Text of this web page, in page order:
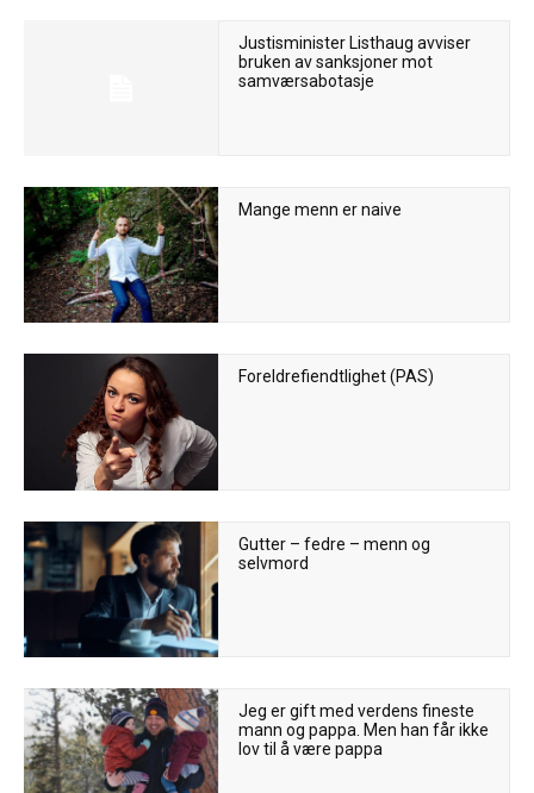
Justisminister Listhaug avviser
bruken av sanksjoner mot
samværsabotasje
Mange menn er naive
Foreldrefiendtlighet (PAS)
Gutter – fedre – menn og
selvmord
Jeg er gift med verdens fineste
mann og pappa. Men han får ikke
lov til å være pappa